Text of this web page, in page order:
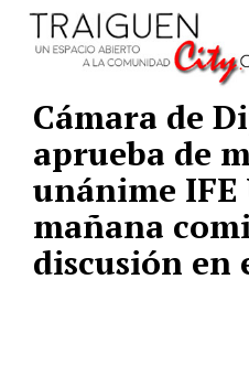
Cámara de
aprueba de
unánime
mañana
discusión en